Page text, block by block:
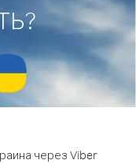
через Viber